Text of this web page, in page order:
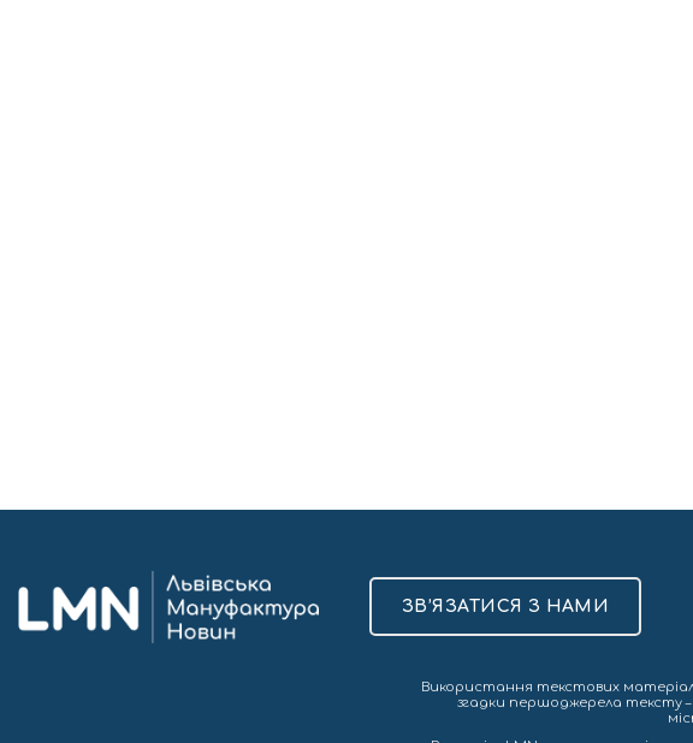
ЗВ’ЯЗАТИСЯ З НАМИ
Використання текстових
згадки першоджерела тексту –